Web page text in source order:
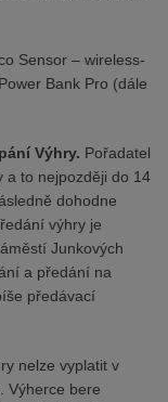
Sensor – wireless-
Bank Pro (dále
Výhry. Pořadatel
a to nejpozději do 14
dohodne
výhry je
Junkových
a předání na
předávací
nelze vyplatit v
Výherce bere